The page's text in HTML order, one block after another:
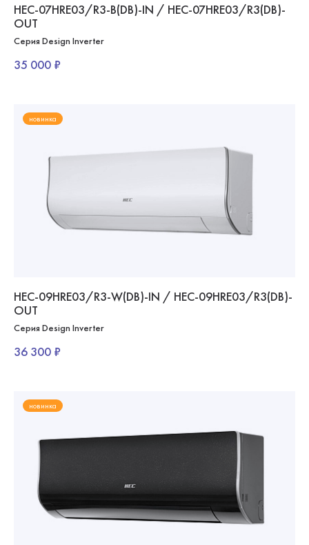
HEC-07HRE03/R3-B(DB)-IN / HEC-07HRE03/R3(DB)-
OUT
Серия Design Inverter
35 000 ₽
новинка
HEC-09HRE03/R3-W(DB)-IN / HEC-09HRE03/R3(DB)-
OUT
Серия Design Inverter
36 300 ₽
новинка